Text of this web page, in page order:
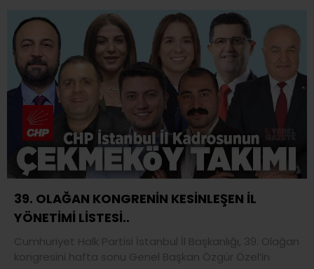
39. OLAĞAN KONGRENİN KESİNLEŞEN İL
YÖNETİMİ LİSTESİ..
Cumhuriyet Halk Partisi İstanbul İl Başkanlığı, 39. Olağan
kongresini hafta sonu Genel Başkan Özgür Özel’in